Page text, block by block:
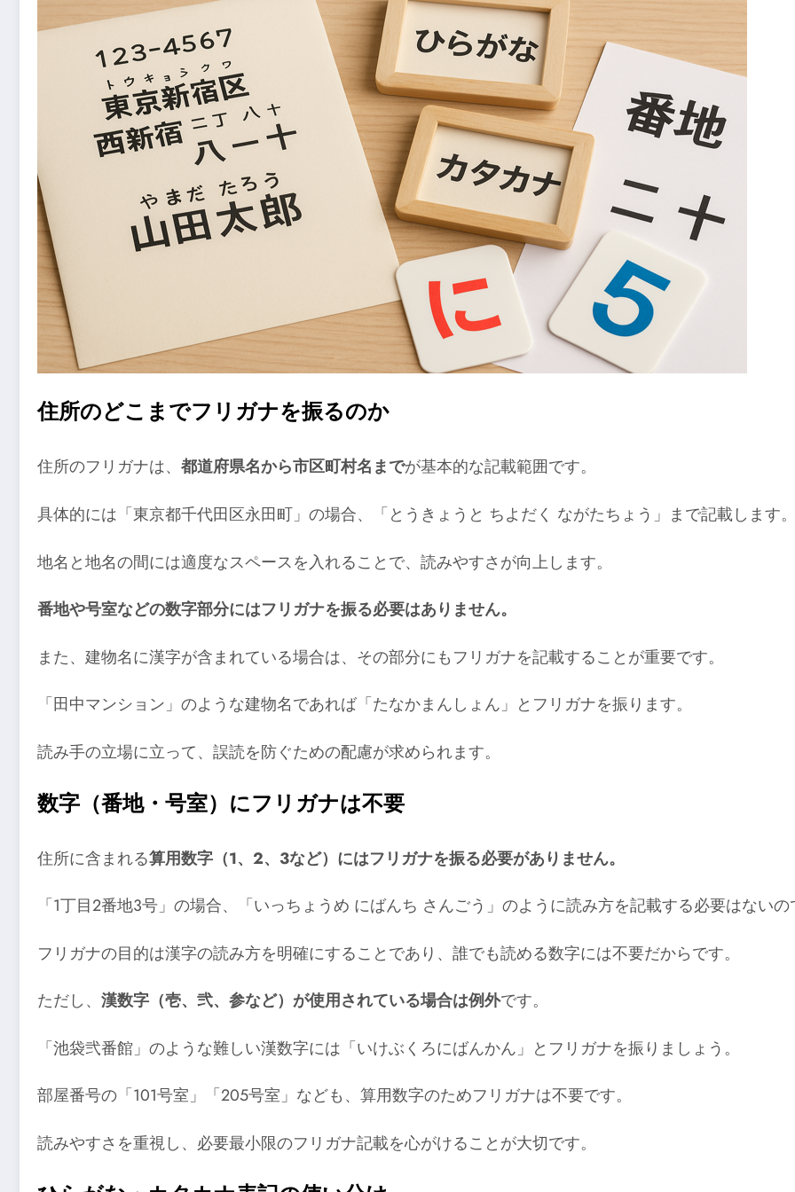
住所のどこまでフリガナを振るのか
住所のフリガナは、 都道府県名から市区町村名までが基本的な記載範囲です。
具体的には「東京都千代田区永田町」の場合、「とうきょうと ちよだく ながたちょう」まで記載します
地名と地名の間には適度なスペースを入れることで、読みやすさが向上します。
番地や号室などの数字部分にはフリガナを振る必要はありません。
また、建物名に漢字が含まれている場合は、その部分にもフリガナを記載することが重要です。
「田中マンション」のような建物名であれば「たなかまんしょん」とフリガナを振ります。
読み手の立場に立って、誤読を防ぐための配慮が求められます。
数字（番地・号室）にフリガナは不要
住所に含まれる算用数字（1、2、3など）にはフリガナを振る必要がありません。
「1丁目2番地3号」の場合、「いっちょうめ にばんち さんごう」のように読み方を記載する必要はない
フリガナの目的は漢字の読み方を明確にすることであり、誰でも読める数字には不要だからです。
ただし、 漢数字（壱、弐、参など）が使用されている場合は例外です。
「池袋弐番館」のような難しい漢数字には「いけぶくろにばんかん」とフリガナを振りましょう。
部屋番号の「101号室」「205号室」なども、算用数字のためフリガナは不要です。
読みやすさを重視し、必要最小限のフリガナ記載を心がけることが大切です。